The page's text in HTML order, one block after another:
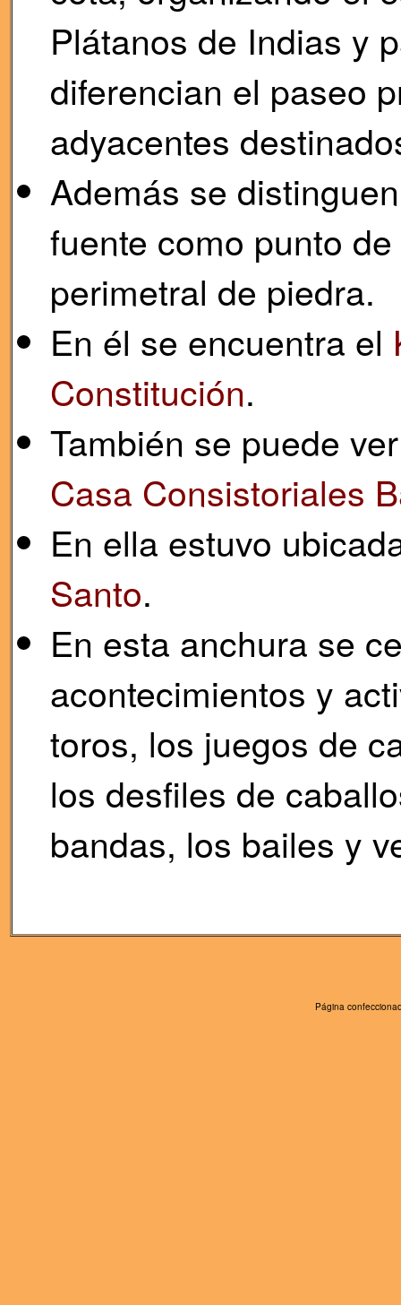
Plátanos de Indias y
diferencian el paseo
adyacentes
Además se
fuente como punto
perimetral de piedra.
En él se encuentra el
Constitución.
También se puede
Casa Consistoriales
En ella estuvo
Santo.
En esta anchura se
acontecimientos y
toros, los juegos de
los desfiles de
bandas, los bailes y
Página